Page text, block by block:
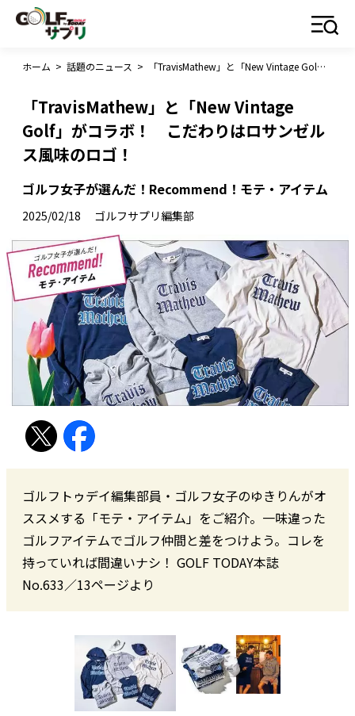
ホーム > 話題のニュース > 「TravisMathew」と「New Vintage Golf」がコラボ！ こだわりはロサンゼルス風味のロゴ！
「TravisMathew」と「New Vintage
Golf」がコラボ！ こだわりはロサンゼル
ス風味のロゴ！
ゴルフ女子が選んだ！Recommend！モテ・アイテム
2025/02/18 ゴルフサプリ編集部
ゴルフトゥデイ編集部員・ゴルフ女子のゆきりんがオ
ススメする「モテ・アイテム」をご紹介。一味違った
ゴルフアイテムでゴルフ仲間と差をつけよう。コレを
持っていれば間違いナシ！ GOLF TODAY本誌
No.633／13ページより